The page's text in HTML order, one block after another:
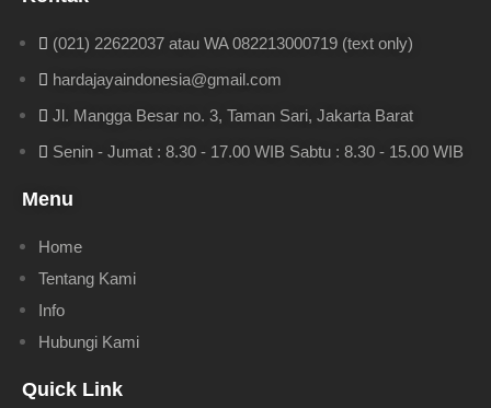
(021) 22622037 atau WA 082213000719 (text only)
hardajayaindonesia@gmail.com
Jl. Mangga Besar no. 3, Taman Sari, Jakarta Barat
Senin - Jumat : 8.30 - 17.00 WIB Sabtu : 8.30 - 15.00 WIB
Menu
Home
Tentang Kami
Info
Hubungi Kami
Quick Link